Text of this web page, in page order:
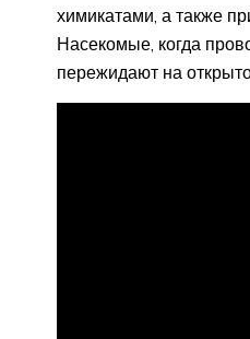
химикатами, а также
Насекомые, когда
пережидают на